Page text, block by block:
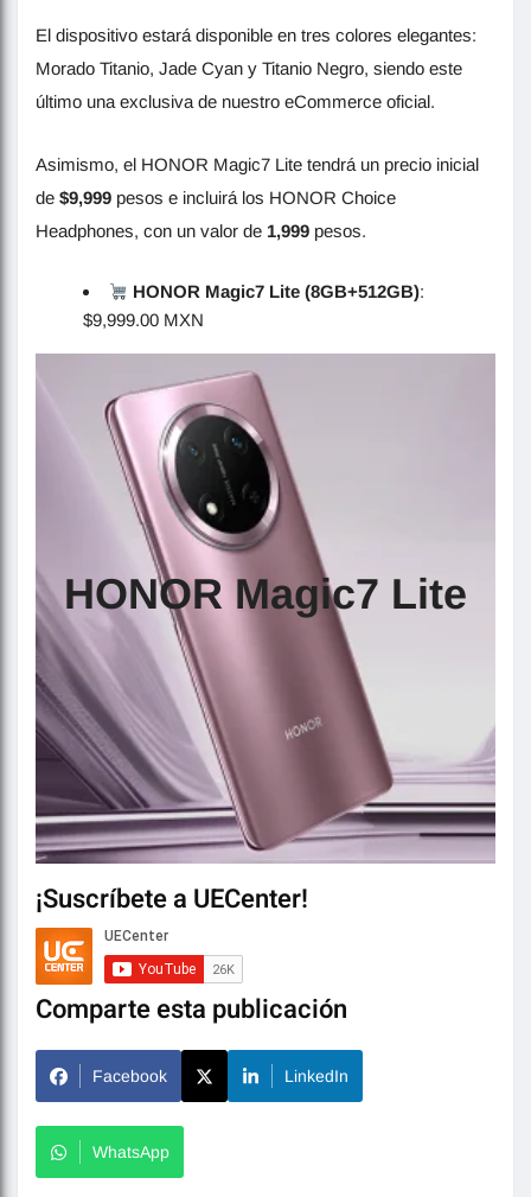
El dispositivo estará disponible en tres colores elegantes:
Morado Titanio, Jade Cyan y Titanio Negro, siendo este
último una exclusiva de nuestro eCommerce oficial.
Asimismo, el HONOR Magic7 Lite tendrá un precio inicial
de $9,999 pesos e incluirá los HONOR Choice
Headphones, con un valor de 1,999 pesos.
HONOR Magic7 Lite (8GB+512GB):
$9,999.00 MXN
HONOR Magic7 Lite
¡Suscríbete a UECenter!
Comparte esta publicación
Facebook LinkedIn
WhatsApp